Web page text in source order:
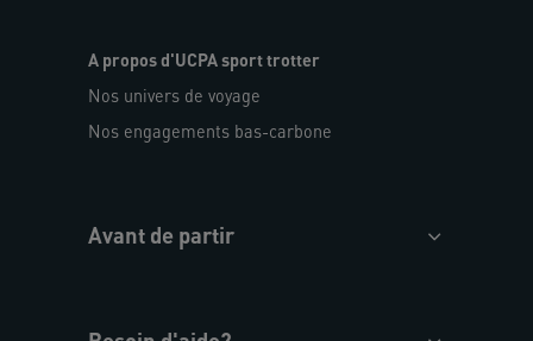
A propos d'UCPA sport trotter
Nos univers de voyage
Nos engagements bas-carbone
Avant de partir